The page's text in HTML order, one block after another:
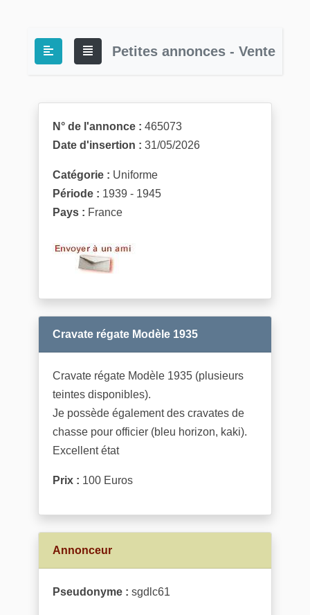
Petites annonces - Vente
N° de l'annonce : 465073
Date d'insertion : 31/05/2026
Catégorie : Uniforme
Période : 1939 - 1945
Pays : France
Cravate régate Modèle 1935
Cravate régate Modèle 1935 (plusieurs
teintes disponibles).
Je possède également des cravates de
chasse pour officier (bleu horizon, kaki).
Excellent état
Prix : 100 Euros
Annonceur
Pseudonyme : sgdlc61